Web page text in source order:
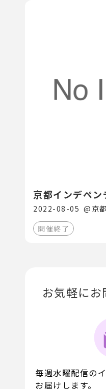
京都インデペ
2022-08-05 @ 京
開催終了
お気軽に
毎週水曜配信の
お届けします。